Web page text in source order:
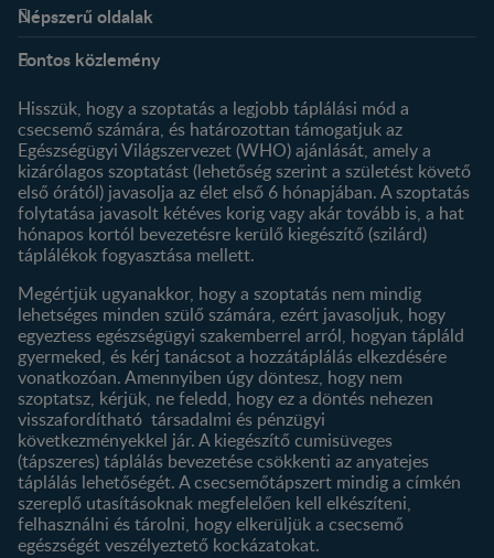
Népszerű oldalak
Kapcsolat
Történetünk
Profilom
Termékeink
Termék kereső
Fontos közlemény
Hisszük, hogy a szoptatás a legjobb táplálási mód a
csecsemő számára, és határozottan támogatjuk az
Egészségügyi Világszervezet (WHO) ajánlását, amely a
kizárólagos szoptatást (lehetőség szerint a születést követő
első órától) javasolja az élet első 6 hónapjában. A szoptatás
folytatása javasolt kétéves korig vagy akár tovább is, a hat
hónapos kortól bevezetésre kerülő kiegészítő (szilárd)
táplálékok fogyasztása mellett.
Megértjük ugyanakkor, hogy a szoptatás nem mindig
lehetséges minden szülő számára, ezért javasoljuk, hogy
egyeztess egészségügyi szakemberrel arról, hogyan tápláld
gyermeked, és kérj tanácsot a hozzátáplálás elkezdésére
vonatkozóan. Amennyiben úgy döntesz, hogy nem
szoptatsz, kérjük, ne feledd, hogy ez a döntés nehezen
visszafordítható társadalmi és pénzügyi
következményekkel jár. A kiegészítő cumisüveges
(tápszeres) táplálás bevezetése csökkenti az anyatejes
táplálás lehetőségét. A csecsemőtápszert mindig a címkén
szereplő utasításoknak megfelelően kell elkészíteni,
felhasználni és tárolni, hogy elkerüljük a csecsemő
egészségét veszélyeztető kockázatokat.